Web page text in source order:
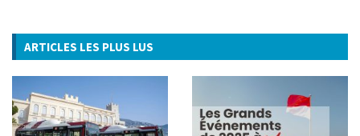
ARTICLES LES PLUS LUS